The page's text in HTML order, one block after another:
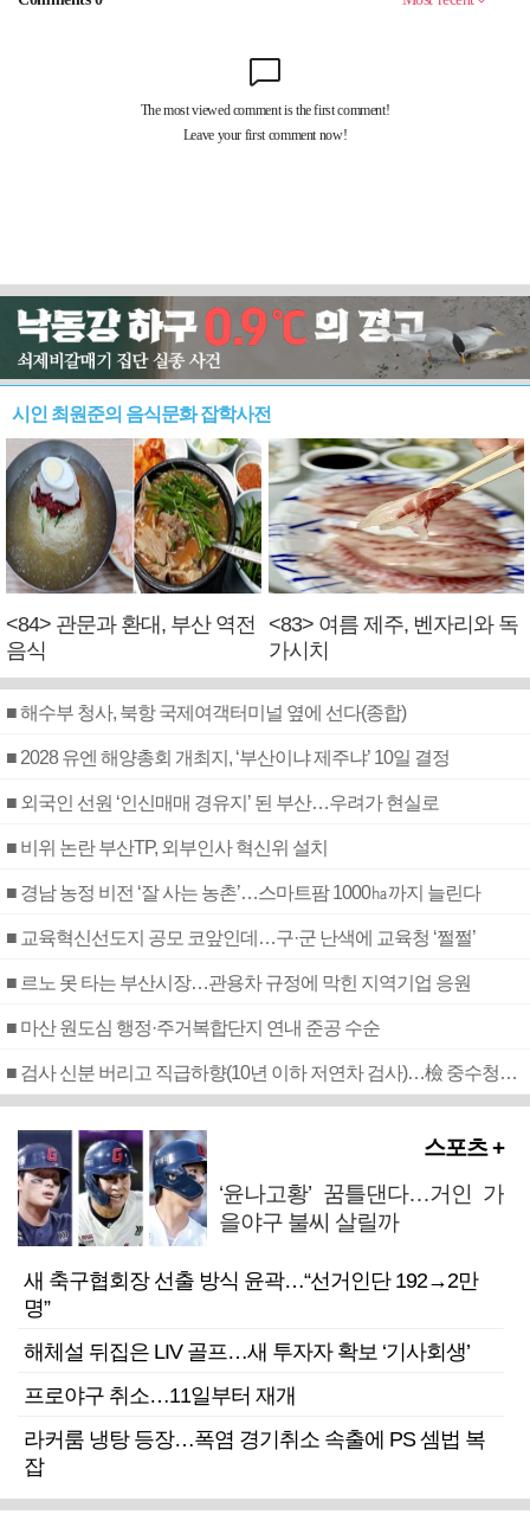
시인 최원준의 음식문화 잡학사전
<84> 관문과 환대, 부산 역전
음식
<83> 여름 제주, 벤자리와 독
가시치
■ 해수부 청사, 북항 국제여객터미널 옆에 선다(종합)
■ 2028 유엔 해양총회 개최지, ‘부산이냐 제주냐’ 10일 결정
■ 외국인 선원 ‘인신매매 경유지’ 된 부산…우려가 현실로
■ 비위 논란 부산TP, 외부인사 혁신위 설치
■ 경남 농정 비전 ‘잘 사는 농촌’…스마트팜 1000㏊까지 늘린다
■ 교육혁신선도지 공모 코앞인데…구·군 난색에 교육청 ‘쩔쩔’
■ 르노 못 타는 부산시장…관용차 규정에 막힌 지역기업 응원
■ 마산 원도심 행정·주거복합단지 연내 준공 수순
■ 검사 신분 버리고 직급하향(10년 이하 저연차 검사)…檢 중수청행 기피
스포츠 +
‘윤나고황’ 꿈틀댄다…거인 가
을야구 불씨 살릴까
새 축구협회장 선출 방식 윤곽…“선거인단 192→2만
명”
해체설 뒤집은 LIV 골프…새 투자자 확보 ‘기사회생’
프로야구 취소…11일부터 재개
라커룸 냉탕 등장…폭염 경기취소 속출에 PS 셈법 복
잡